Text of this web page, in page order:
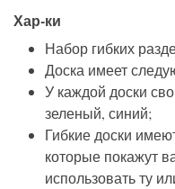
Хар-ки
Набор гибких
Доска имеет
У каждой доски
зеленый, синий;
Гибкие доски
которые покажут
использовать ту